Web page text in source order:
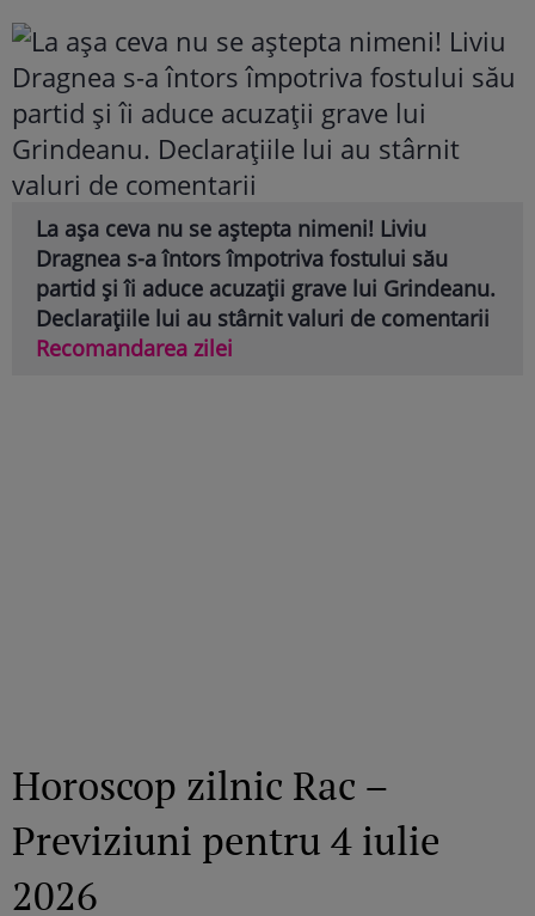
La așa ceva nu se aștepta nimeni! Liviu
Dragnea s-a întors împotriva fostului său
partid și îi aduce acuzații grave lui Grindeanu.
Declarațiile lui au stârnit valuri de comentarii
Recomandarea zilei
Horoscop zilnic Rac –
Previziuni pentru 4 iulie
2026